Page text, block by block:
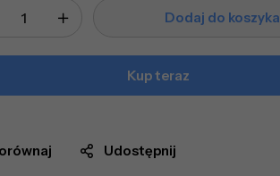
Dodaj do koszyka
Kup teraz
Udostępnij